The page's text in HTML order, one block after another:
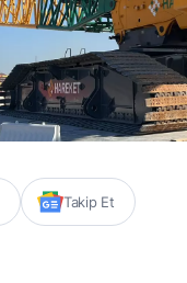
Takip Et